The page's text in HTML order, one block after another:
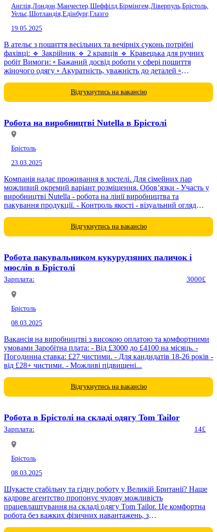
Англія, Лондон, Манчестер, Шеффілд, Бірмінгем, Ліверпуль, Брістоль,
Уельс, Шотландія, Едінбург,Глазго
19.05.2025
В ательє з пошиття весільних та вечірніх суконь потрібні
фахівці: 🔹 Закрійник 🔹 2 кравців 🔹 Кравецька для ручних
робіт Вимоги: ▫️ Бажаний досвід роботи у сфері пошиття
жіночого одягу ▫️ Акуратність, уважність до деталей ▫️
Відгукнутись на вакансію
Робота на виробництві Nutella в Брістолі
Брістоль
23.03.2025
Компанія надає проживання в хостелі. Для сімейних пар
можливий окремий варіант розміщення. Обов’язки - Участь у
виробництві Nutella - робота на лінії виробництва та
пакування продукції. - Контроль якості - візуальний огляд
Відгукнутись на вакансію
Робота пакувальником кукурудзяних паличок і
мюслів в Брістолі
Зарплата: 3000£
Брістоль
08.03.2025
Вакансія на виробництві з високою оплатою та комфортними
умовами Заробітна плата: - Від £3000 до £4100 на місяць. -
Погодинна ставка: £27 чистими. - Для кандидатів 18-26 років -
від £28+ чистими. - Можливі підвищені...
Відгукнутись на вакансію
Робота в Брістолі на складі одягу Tom Tailor
Зарплата: 14£
Брістоль
08.03.2025
Шукаєте стабільну та гідну роботу у Великій Британії? Наше
кадрове агентство пропонує чудову можливість
працевлаштування на складі одягу Tom Tailor. Це комфортна
робота без важких фізичних навантажень, з